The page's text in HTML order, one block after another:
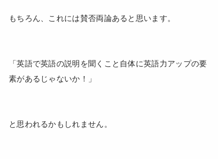
もちろん、これには賛否両論あると思います。
「英語で英語の説明を聞くこと自体に英語力アップの要
素があるじゃないか！」
と思われるかもしれません。